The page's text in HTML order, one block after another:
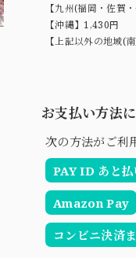
【九州(福岡・佐賀
【沖縄】1,430円
【上記以外の地域(
お支払い方法
次の方法がご利
PAY ID あと払
Amazon Pay
コンビニ決済